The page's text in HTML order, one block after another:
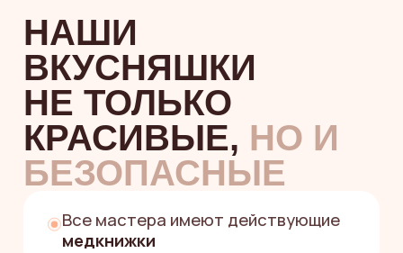
Иногда мы делимся закулисьем,
вдохновением и красотой,
которую хочетсядобавлять в
сохраненки